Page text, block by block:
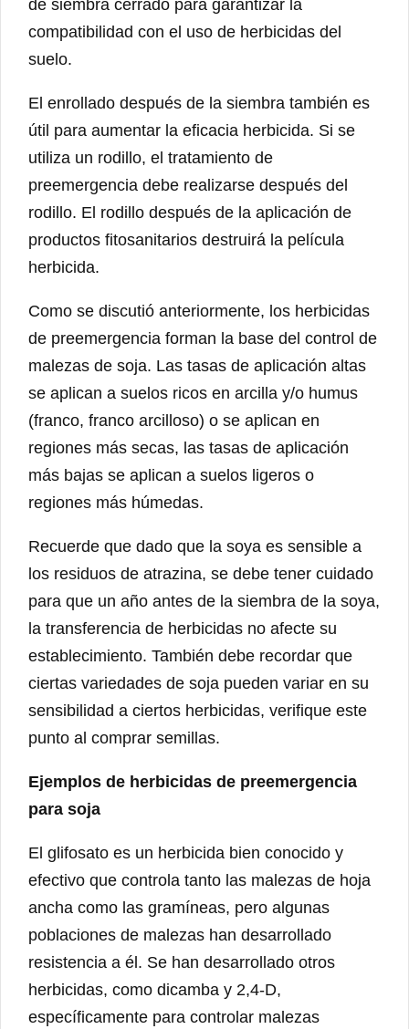
de siembra cerrado para garantizar la
compatibilidad con el uso de herbicidas del
suelo.
El enrollado después de la siembra también es
útil para aumentar la eficacia herbicida. Si se
utiliza un rodillo, el tratamiento de
preemergencia debe realizarse después del
rodillo. El rodillo después de la aplicación de
productos fitosanitarios destruirá la película
herbicida.
Como se discutió anteriormente, los herbicidas
de preemergencia forman la base del control de
malezas de soja. Las tasas de aplicación altas
se aplican a suelos ricos en arcilla y/o humus
(franco, franco arcilloso) o se aplican en
regiones más secas, las tasas de aplicación
más bajas se aplican a suelos ligeros o
regiones más húmedas.
Recuerde que dado que la soya es sensible a
los residuos de atrazina, se debe tener cuidado
para que un año antes de la siembra de la soya,
la transferencia de herbicidas no afecte su
establecimiento. También debe recordar que
ciertas variedades de soja pueden variar en su
sensibilidad a ciertos herbicidas, verifique este
punto al comprar semillas.
Ejemplos de herbicidas de preemergencia
para soja
El glifosato es un herbicida bien conocido y
efectivo que controla tanto las malezas de hoja
ancha como las gramíneas, pero algunas
poblaciones de malezas han desarrollado
resistencia a él. Se han desarrollado otros
herbicidas, como dicamba y 2,4-D,
específicamente para controlar malezas